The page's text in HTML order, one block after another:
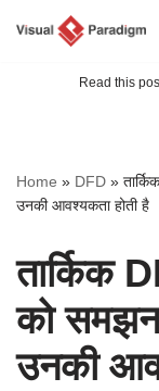
Read this
Home » DFD »
उनकी आवश्यकता होती है
तार्किक
को
उनकी